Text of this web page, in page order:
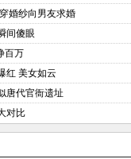
婚纱向男友求婚
间傻眼
百万
红 美女如云
唐代官衙遗址
对比